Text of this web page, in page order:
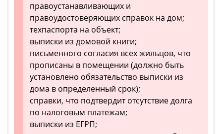
правоустанавливающих и
правоудостоверяющих справок на дом;
техпаспорта на объект;
выписки из домовой книги;
письменного согласия всех жильцов, что
прописаны в помещении (должно быть
установлено обязательство выписки из
дома в определенный срок);
справки, что подтвердит отсутствие долга
по налоговым платежам;
выписки из ЕГРП;